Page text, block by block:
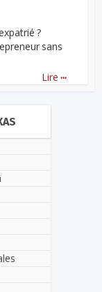
?
sans
Lire ...